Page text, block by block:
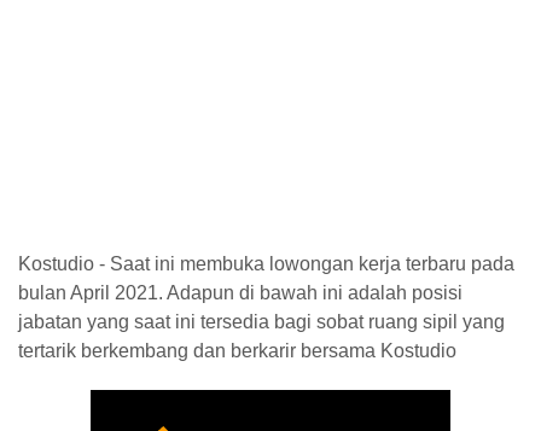
Kostudio - Saat ini membuka lowongan kerja terbaru pada
bulan April 2021. Adapun di bawah ini adalah posisi
jabatan yang saat ini tersedia bagi sobat ruang sipil yang
tertarik berkembang dan berkarir bersama Kostudio